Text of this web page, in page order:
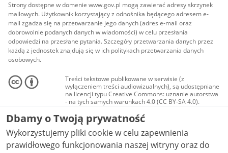
Strony dostępne w domenie www.gov.pl mogą zawierać adresy skrzynek
mailowych. Użytkownik korzystający z odnośnika będącego adresem e-
mail zgadza się na przetwarzanie jego danych (adres e-mail oraz
dobrowolnie podanych danych w wiadomości) w celu przesłania
odpowiedzi na przesłane pytania. Szczegóły przetwarzania danych przez
każdą z jednostek znajdują się w ich politykach przetwarzania danych
osobowych.
Treści tekstowe publikowane w serwisie (z
wyłączeniem treści audiowizualnych), są udostępniane
na licencji typu Creative Commons: uznanie autorstwa
- na tych samych warunkach 4.0 (CC BY-SA 4.0).
Materiały audiowizualne, w tym zdjęcia, materiały
audio i wideo, są udostępniane na licencji typu
Creative Commons: uznanie autorstwa użycie
niekomercyjne - bez utworów zależnych 4.0 (CC BY-
NC-ND 4.0), o ile nie jest to stwierdzone inaczej.
Dbamy o Twoją prywatność
Wykorzystujemy pliki cookie w celu zapewnienia
prawidłowego funkcjonowania naszej witryny oraz do